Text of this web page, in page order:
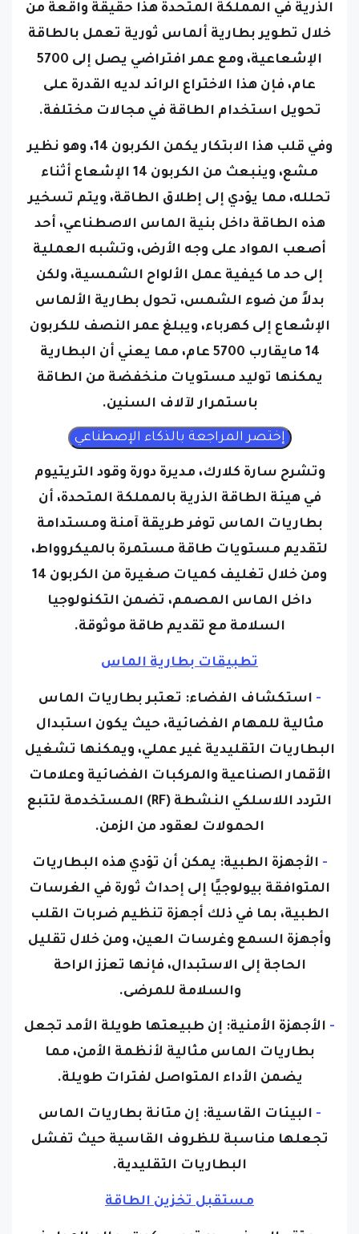
الذرية في المملكة المتحدة هذا حقيقة واقعة من
خلال تطوير بطارية ألماس ثورية تعمل بالطاقة
الإشعاعية، ومع عمر افتراضي يصل إلى 5700
عام، فإن هذا الاختراع الرائد لديه القدرة على
تحويل استخدام الطاقة في مجالات مختلفة.
وفي قلب هذا الابتكار يكمن الكربون 14، وهو نظير
مشع، وينبعث من الكربون 14 الإشعاع أثناء
تحلله، مما يؤدي إلى إطلاق الطاقة، ويتم تسخير
هذه الطاقة داخل بنية الماس الاصطناعي، أحد
أصعب المواد على وجه الأرض، وتشبه العملية
إلى حد ما كيفية عمل الألواح الشمسية، ولكن
بدلاً من ضوء الشمس، تحول بطارية الألماس
الإشعاع إلى كهرباء، ويبلغ عمر النصف للكربون
14 مايقارب 5700 عام، مما يعني أن البطارية
يمكنها توليد مستويات منخفضة من الطاقة
باستمرار لآلاف السنين.
وتشرح سارة كلارك، مديرة دورة وقود التريتيوم
في هيئة الطاقة الذرية بالمملكة المتحدة، أن
بطاريات الماس توفر طريقة آمنة ومستدامة
لتقديم مستويات طاقة مستمرة بالميكروواط،
ومن خلال تغليف كميات صغيرة من الكربون 14
داخل الماس المصمم، تضمن التكنولوجيا
السلامة مع تقديم طاقة موثوقة.
تطبيقات بطارية الماس
- استكشاف الفضاء: تعتبر بطاريات الماس
مثالية للمهام الفضائية، حيث يكون استبدال
البطاريات التقليدية غير عملي، ويمكنها تشغيل
الأقمار الصناعية والمركبات الفضائية وعلامات
التردد اللاسلكي النشطة (RF) المستخدمة لتتبع
الحمولات لعقود من الزمن.
- الأجهزة الطبية: يمكن أن تؤدي هذه البطاريات
المتوافقة بيولوجيًا إلى إحداث ثورة في الغرسات
الطبية، بما في ذلك أجهزة تنظيم ضربات القلب
وأجهزة السمع وغرسات العين، ومن خلال تقليل
الحاجة إلى الاستبدال، فإنها تعزز الراحة
والسلامة للمرضى.
- الأجهزة الأمنية: إن طبيعتها طويلة الأمد تجعل
بطاريات الماس مثالية لأنظمة الأمن، مما
يضمن الأداء المتواصل لفترات طويلة.
- البيئات القاسية: إن متانة بطاريات الماس
تجعلها مناسبة للظروف القاسية حيث تفشل
البطاريات التقليدية.
مستقبل تخزين الطاقة